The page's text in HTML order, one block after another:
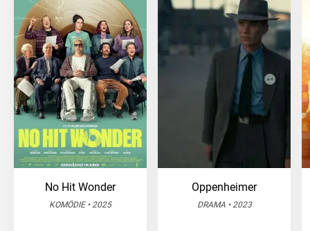
No Hit Wonder
KOMÖDIE • 2025
Oppenheimer
DRAMA • 2023